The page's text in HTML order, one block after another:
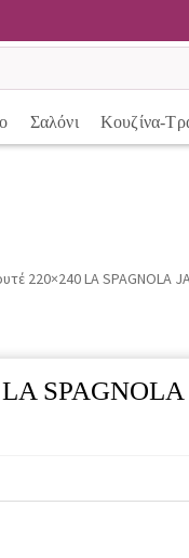
Σαλόνι Κουζίνα-
220×240 LA SPAGNOLA
SPAGNOLA